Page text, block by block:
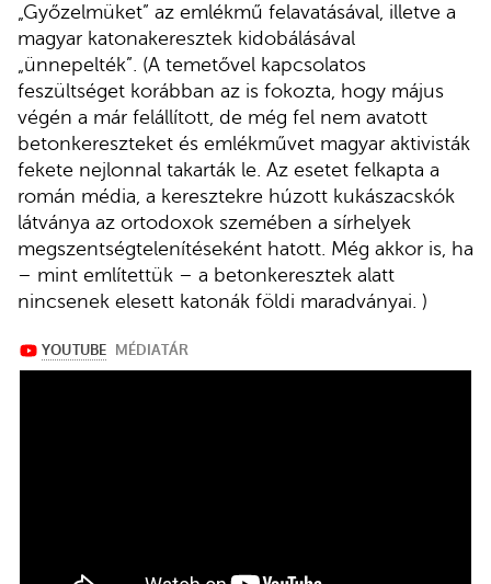
„Győzelmüket” az emlékmű felavatásával, illetve a
magyar katonakeresztek kidobálásával
„ünnepelték”. (A temetővel kapcsolatos
feszültséget korábban az is fokozta, hogy május
végén a már felállított, de még fel nem avatott
betonkereszteket és emlékművet magyar aktivisták
fekete nejlonnal takarták le. Az esetet felkapta a
román média, a keresztekre húzott kukászacskók
látványa az ortodoxok szemében a sírhelyek
megszentségtelenítéseként hatott. Még akkor is, ha
– mint említettük – a betonkeresztek alatt
nincsenek elesett katonák földi maradványai. )